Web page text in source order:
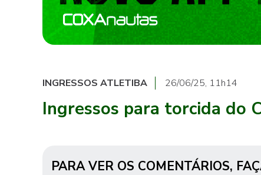
INGRESSOS ATLETIBA 26/06/25, 11h14
Ingressos para torcida do
PARA VER OS COMENTÁRIOS,